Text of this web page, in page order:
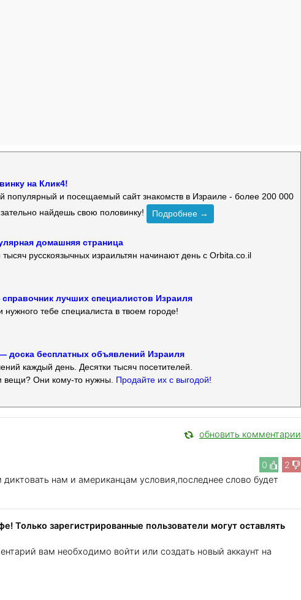
на Клик4!
и посещаемый сайт знакомств в Израиле - более 200 000
найдешь свою половинку!
Подробнее →
домашняя страница
русскоязычных израильтян начинают день с Orbita.co.il
лучших специалистов Израиля
нужного тебе специалиста в твоем городе!
доска бесплатных объявлений Израиля
каждый день. Десятки тысяч посетителей.
вещи? Они кому-то нужны. Продайте их с выгодой!
обновить комментарии
0 2
нам и американцам условия,последнее слово будет
Только зарегистрированные пользователи могут оставлять
вам необходимо войти или создать новый аккаунт на